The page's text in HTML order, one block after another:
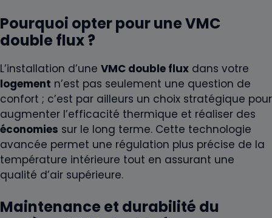
Pourquoi opter pour une VMC
double flux ?
L’installation d’une VMC double flux dans votre
logement n’est pas seulement une question de
confort ; c’est par ailleurs un choix stratégique pour
augmenter l’efficacité thermique et réaliser des
économies sur le long terme. Cette technologie
avancée permet une régulation plus précise de la
température intérieure tout en assurant une
qualité d’air supérieure.
Maintenance et durabilité du